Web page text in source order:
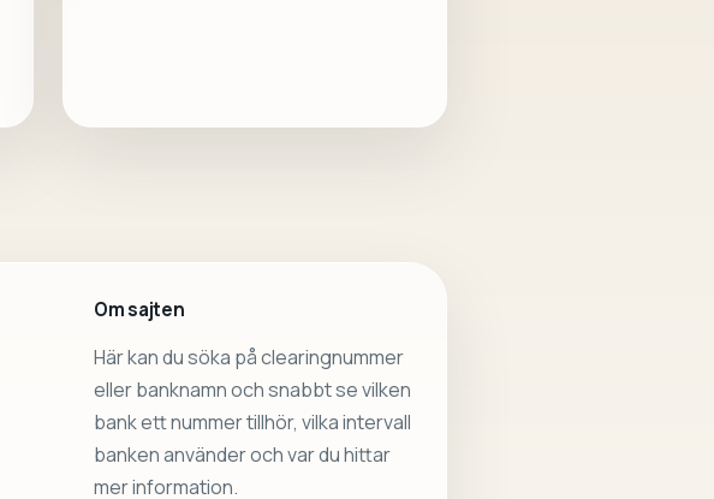
Om sajten
Här kan du söka på clearingnummer
eller banknamn och snabbt se vilken
bank ett nummer tillhör, vilka intervall
banken använder och var du hittar
mer information.